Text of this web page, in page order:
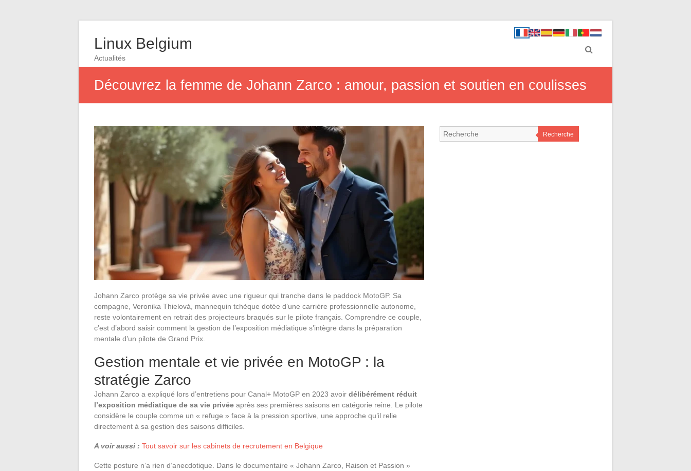
Linux Belgium
Actualités
Découvrez la femme de Johann Zarco : amour, passion et soutien en coulisses
Johann Zarco protège sa vie privée avec une rigueur qui tranche dans le paddock MotoGP. Sa
compagne, Veronika Thielová, mannequin tchèque dotée d’une carrière professionnelle autonome,
reste volontairement en retrait des projecteurs braqués sur le pilote français. Comprendre ce couple,
c’est d’abord saisir comment la gestion de l’exposition médiatique s’intègre dans la préparation
mentale d’un pilote de Grand Prix.
Gestion mentale et vie privée en MotoGP : la
stratégie Zarco
Johann Zarco a expliqué lors d’entretiens pour Canal+ MotoGP en 2023 avoir délibérément réduit
l’exposition médiatique de sa vie privée après ses premières saisons en catégorie reine. Le pilote
considère le couple comme un « refuge » face à la pression sportive, une approche qu’il relie
directement à sa gestion des saisons difficiles.
A voir aussi : Tout savoir sur les cabinets de recrutement en Belgique
Cette posture n’a rien d’anecdotique. Dans le documentaire « Johann Zarco, Raison et Passion »
Recherche